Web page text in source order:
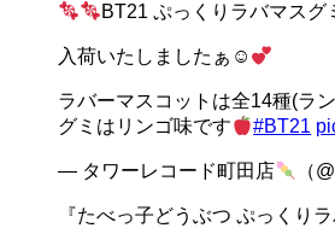
BT21 ぷっくりラバマスグ
入荷いたしましたぁ☺
ラバーマスコットは全14種(ラ
グミはリンゴ味です
#BT21
— タワーレコード町田店 （
『たべっ子どうぶつ ぷっくりラ